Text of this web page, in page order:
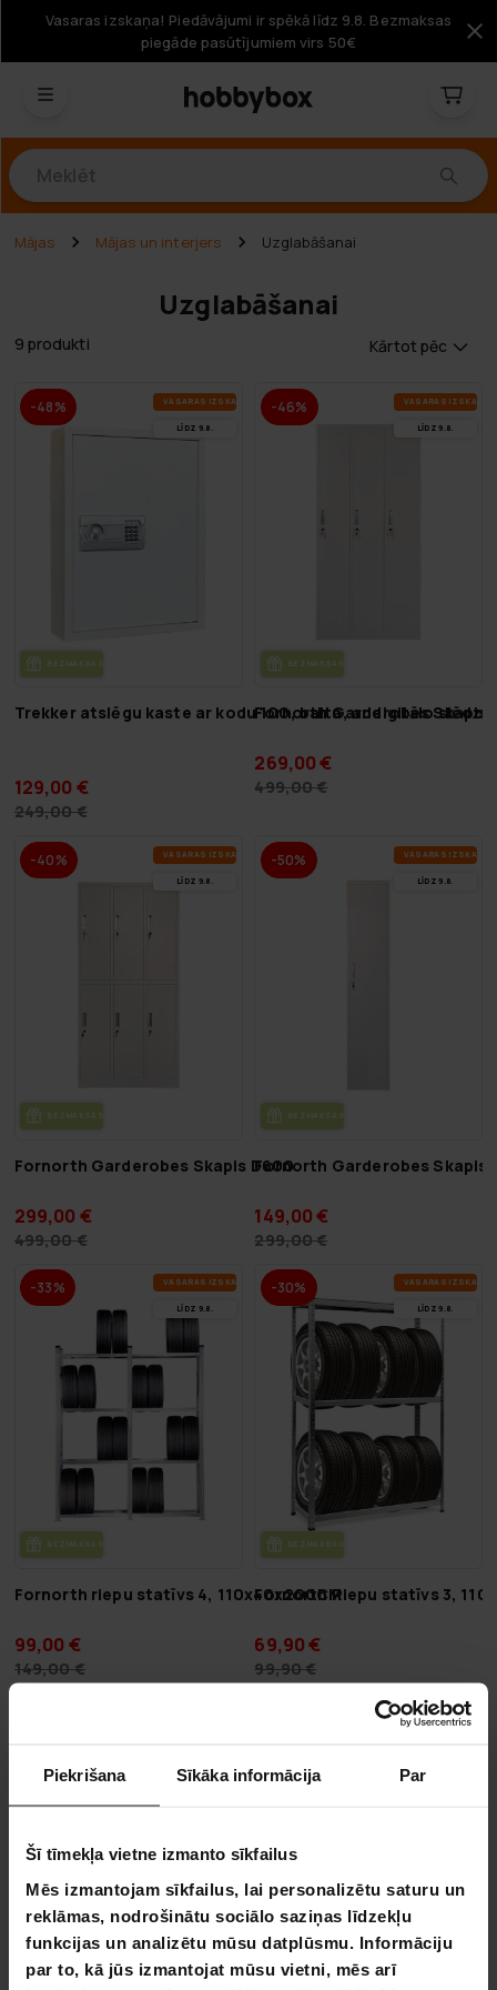
Piekrišana Sīkāka informācija Par
Šī tīmekļa vietne izmanto sīkfailus
Mēs izmantojam sīkfailus, lai personalizētu saturu un
reklāmas, nodrošinātu sociālo saziņas līdzekļu
funkcijas un analizētu mūsu datplūsmu. Informāciju
par to, kā jūs izmantojat mūsu vietni, mēs arī
Vasaras izskaņa! Piedāvājumi ir spēkā līdz 9.8. Bezmaksas
piegāde pasūtījumiem virs 50€
Mājas Mājas un interjers Uzglabāšanai
Uzglabāšanai
9 produkti Kārtot pēc
-48% VA­SA­RAS IZ­SKA­ŅA
LĪDZ 9.8.
BEZ­MAK­SAS PIE­GĀ­DE
Trekker atslēgu kaste ar kodu 100, balta, ar digitālo
129,00 €
249,00 €
-46% VA­SA­RAS IZ­SKA­ŅA
LĪDZ 9.8.
BEZ­MAK­SAS PIE­GĀ­DE
Fornorth Garderobes Skapis
269,00 €
499,00 €
-40% VA­SA­RAS IZ­SKA­ŅA
LĪDZ 9.8.
BEZ­MAK­SAS PIE­GĀ­DE
Fornorth Garderobes Skapis D600
299,00 €
499,00 €
-50% VA­SA­RAS IZ­SKA­ŅA
LĪDZ 9.8.
BEZ­MAK­SAS PIE­GĀ­DE
Fornorth Garderobes Skapis
149,00 €
299,00 €
-33% VA­SA­RAS IZ­SKA­ŅA
LĪDZ 9.8.
BEZ­MAK­SAS PIE­GĀ­DE
Fornorth riepu statīvs 4, 110x40x200CM
99,00 €
149,00 €
-30% VA­SA­RAS IZ­SKA­ŅA
LĪDZ 9.8.
BEZ­MAK­SAS PIE­GĀ­DE
Fornorth Riepu statīvs 3,
69,90 €
99,90 €
BEZ­MAK­SAS PIE­GĀ­DE
VA­SA­RAS IZ­SKA­ŅA
BEZ­MAK­SAS PIE­GĀ­DE